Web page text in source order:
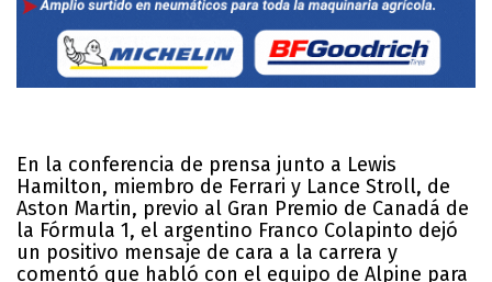
En la conferencia de prensa junto a Lewis
Hamilton, miembro de Ferrari y Lance Stroll, de
Aston Martin, previo al Gran Premio de Canadá de
la Fórmula 1, el argentino Franco Colapinto dejó
un positivo mensaje de cara a la carrera y
comentó que habló con el equipo de Alpine para